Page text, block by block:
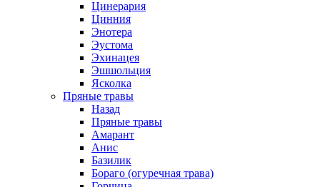
Цинерария
Цинния
Энотера
Эустома
Эхинацея
Эшшольция
Ясколка
Пряные травы
Назад
Пряные травы
Амарант
Анис
Базилик
Бораго (огуречная трава)